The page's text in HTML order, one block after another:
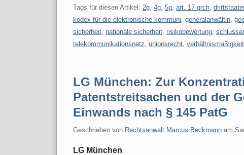
Tags für diesen Artikel: 2g 4g 5g art. 17 grch
kodex für die elektronische kommuni generalanwältin
sicherheit nationale sicherheit risikobewertung
telekommunikationsnetz unionsrecht verhältnismäßigkeit
LG München: Zur
Patentstreitsachen und der
Einwands nach § 145 PatG
Geschrieben von Rechtsanwalt Marcus Beckmann am
LG München